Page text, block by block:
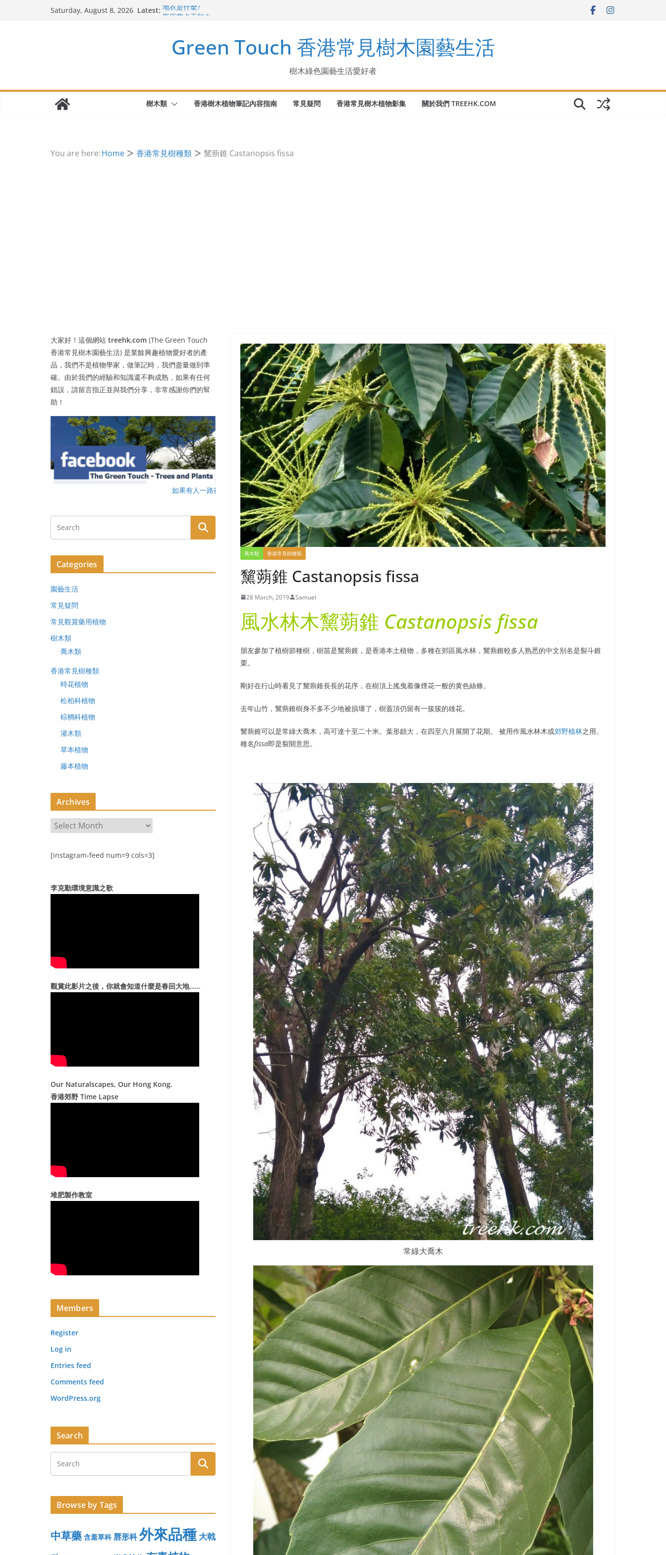
Saturday, August 8, 2026 Latest: 地衣是什麼?
千里光 Senecio scandens Buch.-Ham. ex D. Don
無憂樹 Saraca Asoka
Green Touch 香港常見樹木園藝生活
樹木綠色園藝生活愛好者
樹木類 香港樹木植物筆記內容指南 常見疑問 香港常見樹木植物影集 關於我們 TREEHK.COM
You are here:Home 香港常見樹種類 黧蒴錐 Castanopsis fissa
喬木類 香港常見樹種類
黧蒴錐 Castanopsis fissa
28 March, 2019 Samuel
風水林木黧蒴錐 Castanopsis fissa
朋友參加了植樹節種樹，樹苗是黧蒴錐，是香港本土植物，多種在郊區風水林，黧蒴錐較多人熟悉的中文别名是裂斗錐
栗。
剛好在行山時看見了黧蒴錐長長的花序，在樹頂上搖曳着像煙花一般的黄色絲條。
去年山竹，黧蒴錐樹身不多不少地被損壞了，樹蓋頂仍留有一簇簇的雄花。
黧蒴錐可以是常綠大喬木，高可達十至二十米。葉形頗大，在四至六月展開了花期。 被用作風水林木或郊野植林之用。
種名fissa即是裂開意思。
常綠大喬木
大家好！這個網站 treehk.com (The Green Touch
香港常見樹木園藝生活) 是業餘興趣植物愛好者的產
品，我們不是植物學家，做筆記時，我們盡量做到準
確。由於我們的經驗和知識還不夠成熟，如果有任何
錯誤，請留言指正並與我們分享，非常感謝你們的幫
助！
如果有人一路行一路瞻天望地，他可能是跟我們一樣在看樹，辨認他們的形態，樹葉、花朵、果實。有興趣加入我們一起看看香港常見樹木嗎？或分享您的照片、經驗在我們的
Categories
園藝生活
常見疑問
常見觀賞藥用植物
樹木類
喬木類
香港常見樹種類
時花植物
松柏科植物
棕櫚科植物
灌木類
草本植物
藤本植物
Archives
h
v
[instagram-feed num=9 cols=3]
李克勤環境意識之歌
觀賞此影片之後，你就會知道什麼是春回大地……
Our Naturalscapes, Our Hong Kong.
香港郊野 Time Lapse
堆肥製作教室
Members
Register
Log in
Entries feed
Comments feed
WordPress.org
Search
Browse by Tags
中草藥 含羞草科 唇形科外來品種 大戟